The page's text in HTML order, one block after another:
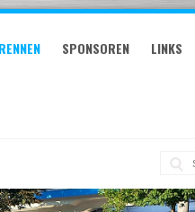
SPONSOREN LINKS
Suche: